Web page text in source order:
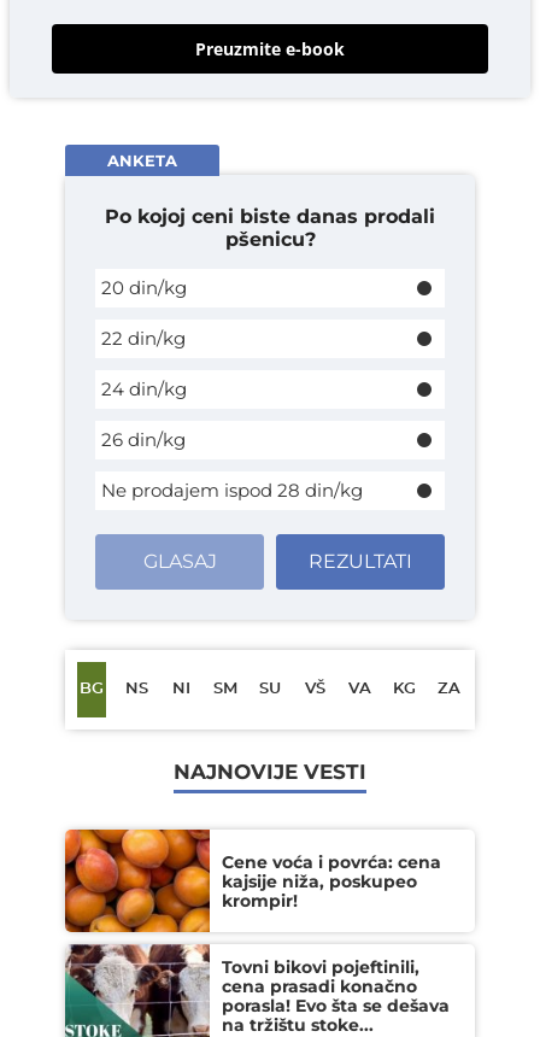
Preuzmite e-book
ANKETA
Po kojoj ceni biste danas prodali
pšenicu?
20 din/kg
22 din/kg
24 din/kg
26 din/kg
Ne prodajem ispod 28 din/kg
GLASAJ REZULTATI
BG NS NI SM SU VŠ VA KG ZA
NAJNOVIJE VESTI
Cene voća i povrća: cena
kajsije niža, poskupeo
krompir!
Tovni bikovi pojeftinili,
cena prasadi konačno
porasla! Evo šta se dešava
na tržištu stoke...